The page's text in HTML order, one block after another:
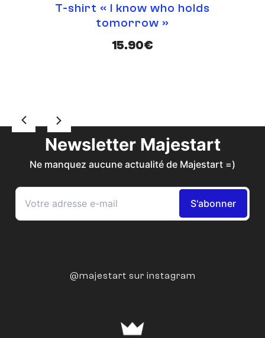
T-shirt « Trust »
Par Camille Patureau - Momoille
15.90
@majestart sur instagram